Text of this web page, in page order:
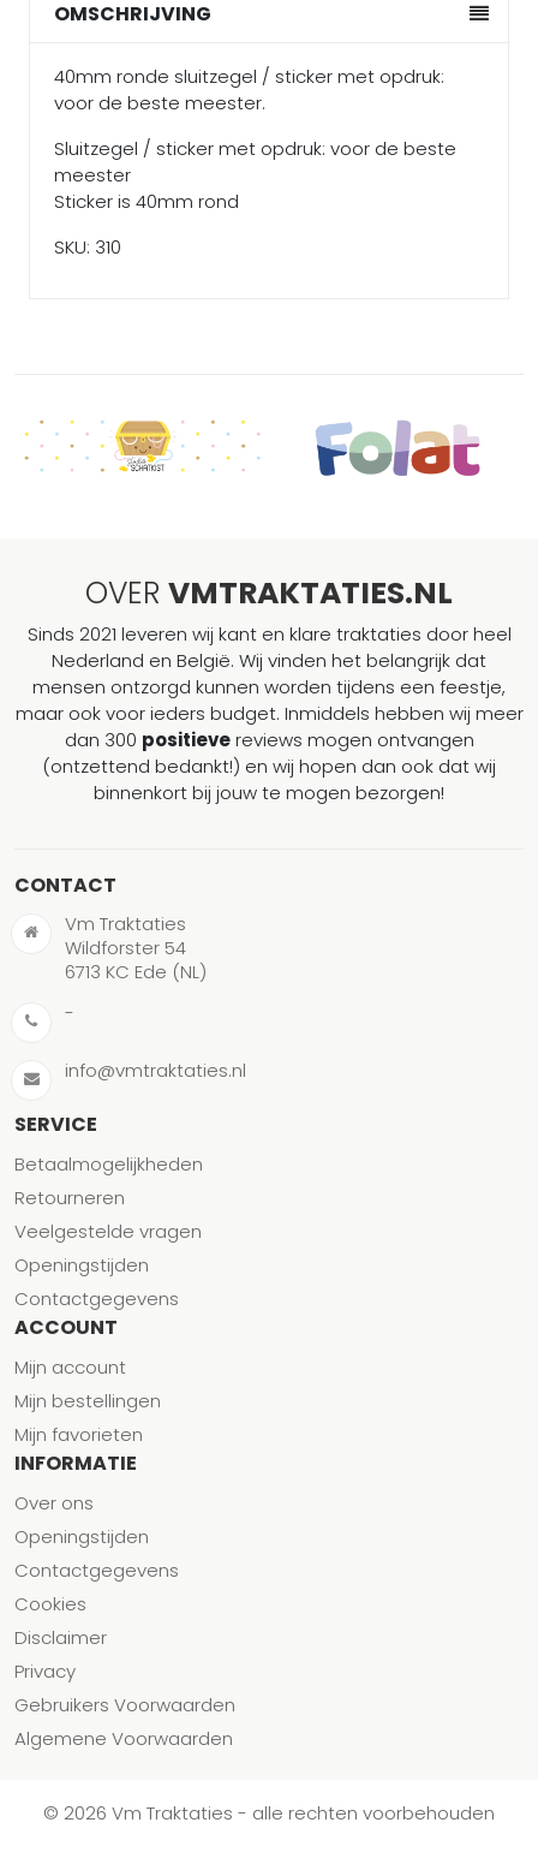
OMSCHRIJVING
40mm ronde sluitzegel / sticker met opdruk:
voor de beste meester.
Sluitzegel / sticker met opdruk: voor de beste
meester
Sticker is 40mm rond
SKU: 310
OVER VMTRAKTATIES.NL
Sinds 2021 leveren wij kant en klare traktaties door heel
Nederland en België. Wij vinden het belangrijk dat
mensen ontzorgd kunnen worden tijdens een feestje,
maar ook voor ieders budget. Inmiddels hebben wij meer
dan 300 positievereviews mogen ontvangen
(ontzettend bedankt!) en wij hopen dan ook dat wij
binnenkort bij jouw te mogen bezorgen!
CONTACT
Vm Traktaties
Wildforster 54
6713 KC Ede (NL)
-
info@vmtraktaties.nl
SERVICE
Betaalmogelijkheden
Retourneren
Veelgestelde vragen
Openingstijden
Contactgegevens
ACCOUNT
Mijn account
Mijn bestellingen
Mijn favorieten
INFORMATIE
Over ons
Openingstijden
Contactgegevens
Cookies
Disclaimer
Privacy
Gebruikers Voorwaarden
Algemene Voorwaarden
© 2026 Vm Traktaties - alle rechten voorbehouden